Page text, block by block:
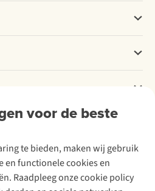
voor de beste
te bieden, maken wij gebruik
en functionele cookies en
Raadpleeg onze cookie policy